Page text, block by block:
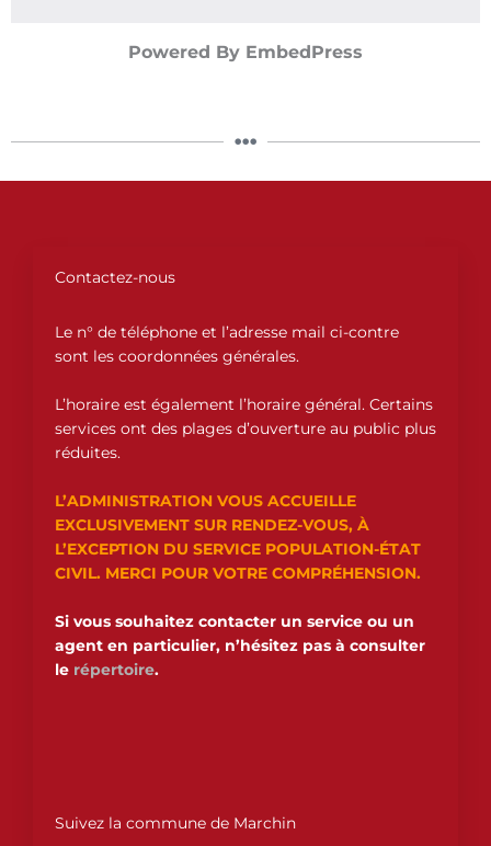
Powered By EmbedPress
Contactez-nous
Le n° de téléphone et l’adresse mail ci-contre
sont les coordonnées générales.
L’horaire est également l’horaire général. Certains
services ont des plages d’ouverture au public plus
réduites.
L’ADMINISTRATION VOUS ACCUEILLE
EXCLUSIVEMENT SUR RENDEZ-VOUS, À
L’EXCEPTION DU SERVICE POPULATION-ÉTAT
CIVIL. MERCI POUR VOTRE COMPRÉHENSION.
Si vous souhaitez contacter un service ou un
agent en particulier, n’hésitez pas à consulter
le répertoire.
Suivez la commune de Marchin